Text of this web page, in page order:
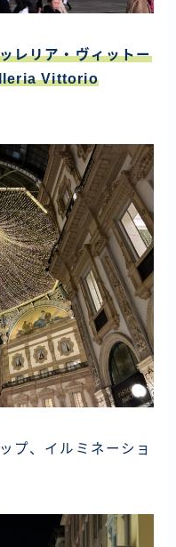
レリア・ヴィットー
Vittorio
プ、イルミネーショ